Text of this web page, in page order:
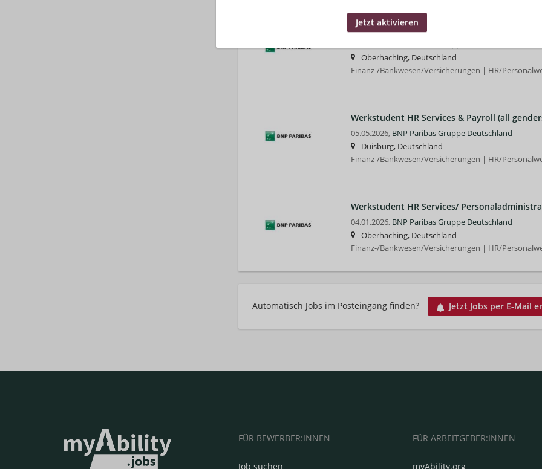
HR Payroll & Administration Specialist (all
Oberhaching, Deutschland
Finanz-/Bankwesen/Versicherungen | HR/
Werkstudent HR Services & Payroll (all
05.05.2026, BNP Paribas Gruppe Deutschland
Duisburg, Deutschland
Finanz-/Bankwesen/Versicherungen | HR/
Werkstudent HR Services/
04.01.2026, BNP Paribas Gruppe Deutschland
Oberhaching, Deutschland
Finanz-/Bankwesen/Versicherungen | HR/
Automatisch Jobs im Posteingang finden? Jetzt Jobs per E-Mail
FÜR BEWERBER:INNEN
Job suchen
FÜR ARBEITGEBER:INNEN
myAbility.org